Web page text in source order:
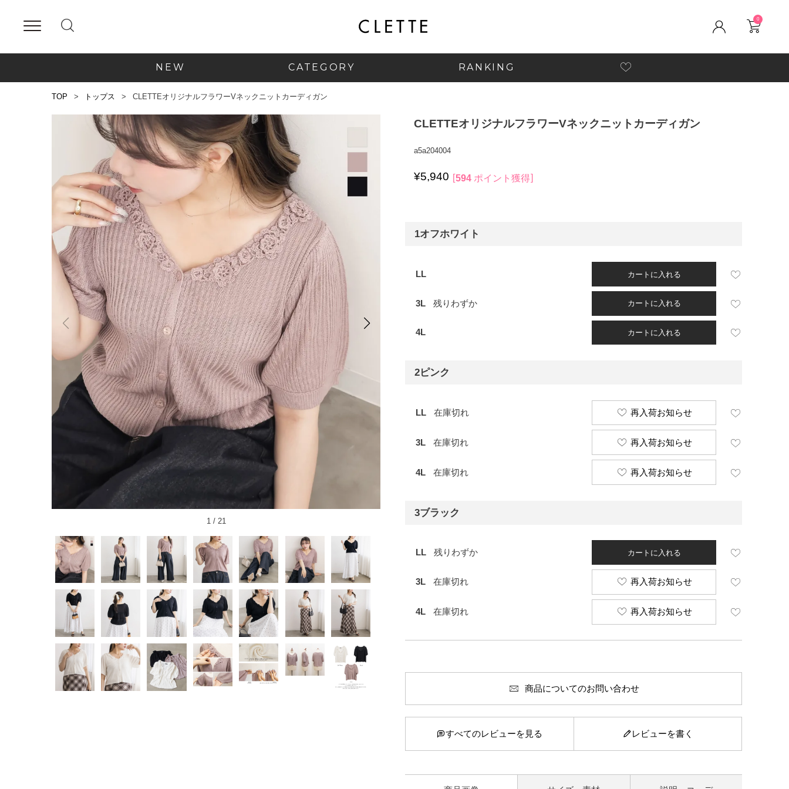
0
NEW CATEGORY RANKING
TOP トップス CLETTEオリジナルフラワーVネックニットカーディガン
1/ 21
CLETTEオリジナルフラワーVネックニットカーディガン
a5a204004
¥5,940 594 ポイント獲得
1オフホワイト
LL カートに入れる
3L 残りわずか カートに入れる
4L カートに入れる
2ピンク
LL 在庫切れ 再入荷お知らせ
3L 在庫切れ 再入荷お知らせ
4L 在庫切れ 再入荷お知らせ
3ブラック
LL 残りわずか カートに入れる
3L 在庫切れ 再入荷お知らせ
4L 在庫切れ 再入荷お知らせ
商品についてのお問い合わせ
すべてのレビューを見る レビューを書く